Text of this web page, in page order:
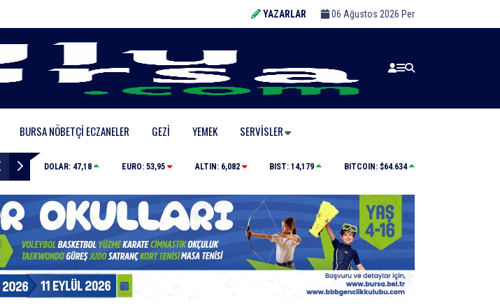
YAZARLAR 06 Ağustos 2026 Per
BURSA NÖBETÇI ECZANELER GEZI YEMEK SERVISLER
çarpan tırın kupası dorseden ayrıldı: 1 ağır yaralı Otomobil motosikletle çarpıştı: 2’si çocuk 3 yaralı
DOLAR: 47,18 EURO: 53,95 ALTIN: 6,082 BIST: 14,179 BITCOIN: $64.634